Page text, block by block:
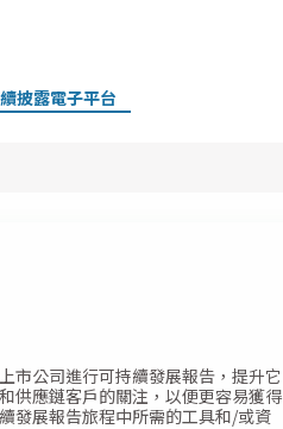
披露電子平台
市公司進行可持續發展報告，提升它
供應鏈客戶的關注，以便更容易獲得
發展報告旅程中所需的工具和/或資